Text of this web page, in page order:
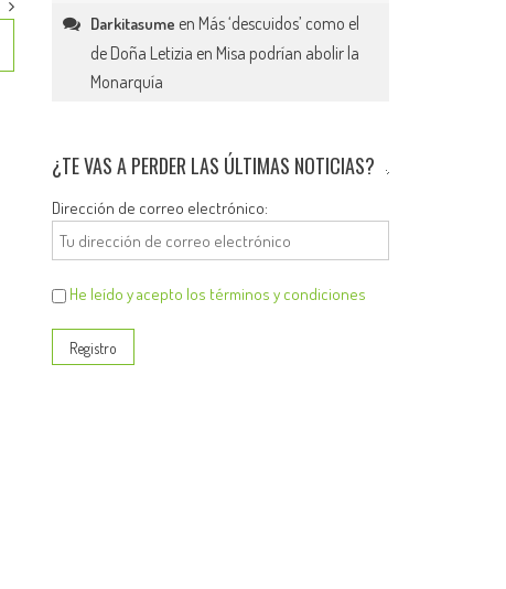
Darkitasume en Más ‘descuidos’ como el
de Doña Letizia en Misa podrían abolir la
Monarquía
¿TE VAS A PERDER LAS ÚLTIMAS NOTICIAS?
Dirección de correo electrónico:
He leído y acepto los términos y condiciones